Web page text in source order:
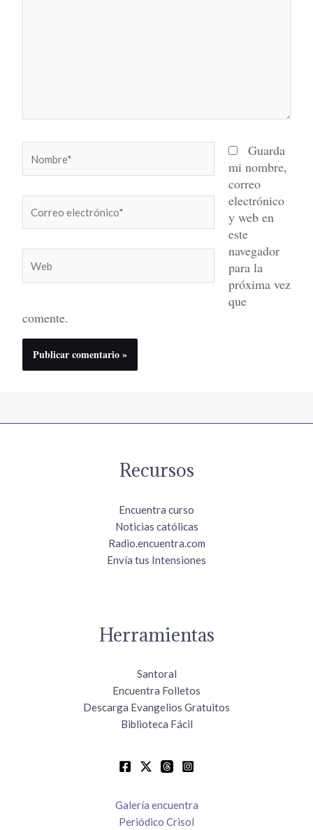
electrónico*
Guarda
mi nombre,
correo
electrónico
y web en
este
navegador
para la
próxima vez
que
comente.
Recursos
Encuentra curso
Noticias católicas
Radio.encuentra.com
Envía tus Intensiones
Herramientas
Santoral
Encuentra Folletos
Descarga Evangelios Gratuitos
Biblioteca Fácil
Galería encuentra
Periódico Crisol